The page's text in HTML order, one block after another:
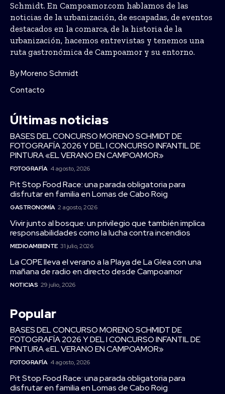
Schmidt. En Campoamor.com hablamos de las
noticias de la urbanización, de escapadas, de eventos
destacados en la comarca, de la historia de la
urbanización, hacemos entrevistas y tenemos una
ruta gastronómica de Campoamor y su entorno.
By Moreno Schmidt
Contacto
Últimas noticias
BASES DEL CONCURSO MORENO SCHMIDT DE
FOTOGRAFÍA 2026 Y DEL I CONCURSO INFANTIL DE
PINTURA «EL VERANO EN CAMPOAMOR»
FOTOGRAFÍA 4 agosto, 2026
Pit Stop Food Race: una parada obligatoria para
disfrutar en familia en Lomas de Cabo Roig
GASTRONOMÍA 2 agosto, 2026
Vivir junto al bosque: un privilegio que también implica
responsabilidades como la lucha contra incendios
MEDIOAMBIENTE 31 julio, 2026
La COPE lleva el verano a la Playa de La Glea con una
mañana de radio en directo desde Campoamor
NOTICIAS 29 julio, 2026
Popular
BASES DEL CONCURSO MORENO SCHMIDT DE
FOTOGRAFÍA 2026 Y DEL I CONCURSO INFANTIL DE
PINTURA «EL VERANO EN CAMPOAMOR»
FOTOGRAFÍA 4 agosto, 2026
Pit Stop Food Race: una parada obligatoria para
disfrutar en familia en Lomas de Cabo Roig